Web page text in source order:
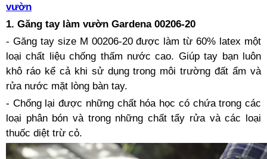
vườn
1. Găng tay làm vườn Gardena 00206-20
- Găng tay size M 00206-20 được làm từ 60% latex một
loại chất liệu chống thấm nước cao. Giúp tay bạn luôn
khô ráo kể cả khi sử dụng trong môi trường đất ẩm và
rửa nước mặt lòng bàn tay.
- Chống lại được những chất hóa học có chứa trong các
loại phân bón và trong những chất tẩy rửa và các loại
thuốc diệt trừ cỏ.